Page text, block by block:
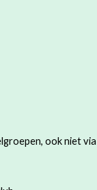
ook niet via